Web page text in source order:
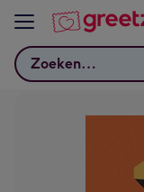
Bekijk meer
Zoeken